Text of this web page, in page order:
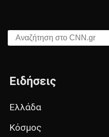
Αναζήτηση στο CNN.gr
Ειδήσεις
Ελλάδα
Κόσμος